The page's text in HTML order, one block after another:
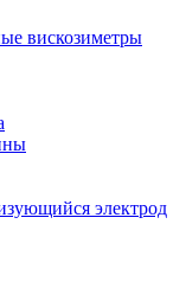
вискозиметры
электрод